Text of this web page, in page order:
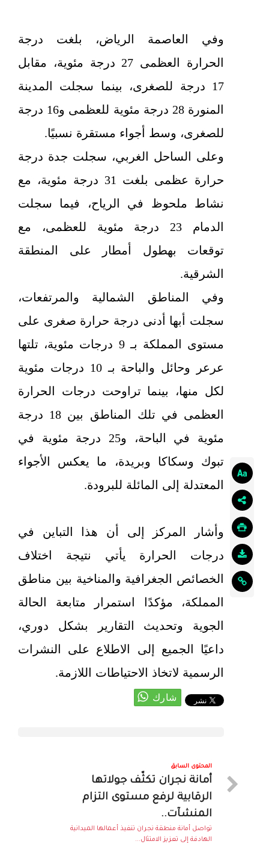
وفي العاصمة الرياض، بلغت درجة
الحرارة العظمى 27 درجة مئوية، مقابل
17 درجة للصغرى، بينما سجلت المدينة
المنورة 28 درجة مئوية للعظمى و16 درجة
للصغرى، وسط أجواء مستقرة نسبيًا.
وعلى الساحل الغربي، سجلت جدة درجة
حرارة عظمى بلغت 31 درجة مئوية، مع
نشاط ملحوظ في الرياح، فيما سجلت
الدمام 23 درجة مئوية للعظمى، مع
توقعات بهطول أمطار على المنطقة
الشرقية.
وفي المناطق الشمالية والمرتفعات،
سجلت أبها أدنى درجة حرارة صغرى على
مستوى المملكة بـ 9 درجات مئوية، تلتها
عرعر وحائل والباحة بـ 10 درجات مئوية
لكل منها، بينما تراوحت درجات الحرارة
العظمى في تلك المناطق بين 18 درجة
مئوية في الباحة، و25 درجة مئوية في
تبوك وسكاكا وبريدة، ما يعكس الأجواء
المعتدلة إلى المائلة للبرودة.
وأشار المركز إلى أن هذا التباين في
درجات الحرارة يأتي نتيجة اختلاف
الخصائص الجغرافية والمناخية بين مناطق
المملكة، مؤكدًا استمرار متابعة الحالة
الجوية وتحديث التقارير بشكل دوري،
داعيًا الجميع إلى الاطلاع على النشرات
الرسمية لاتخاذ الاحتياطات اللازمة.
المحتوى السابق
أمانة نجران تكثّف جولاتها
الرقابية لرفع مستوى التزام
المنشآت..
تواصل أمانة منطقة نجران تنفيذ أعمالها الميدانية
الهادفة إلى تعزيز الامتثال...